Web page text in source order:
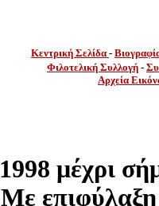
Κεντρική Σελίδα -
Φιλοτελική Συλλογή -
Αρχεία
1998 μέχρι
Με επιφύλαξη